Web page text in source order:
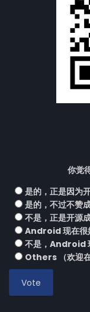
你觉
是的，正是因为
是的，不过不赞
不是，正是开源
Android 现在很
不是，Android
Others （欢迎在